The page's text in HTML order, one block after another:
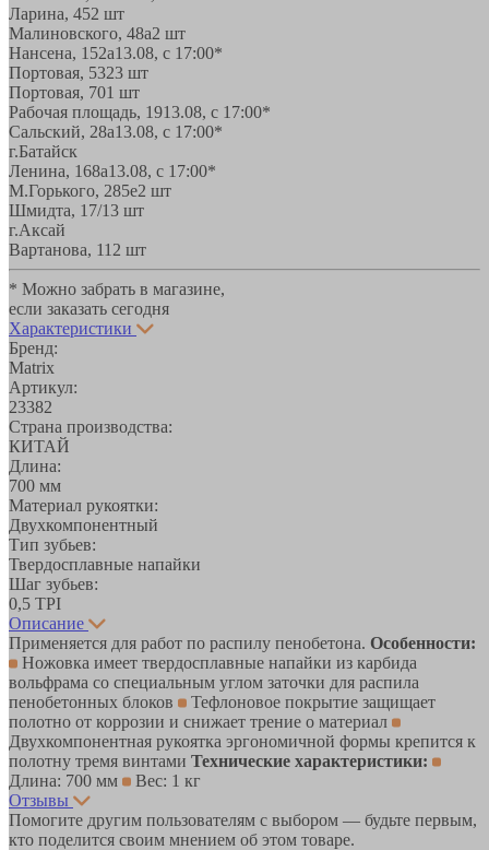
Ларина, 452 шт
Малиновского, 48а2 шт
Нансена, 152а13.08, с 17:00*
Портовая, 5323 шт
Портовая, 701 шт
Рабочая площадь, 1913.08, с 17:00*
Сальский, 28a13.08, с 17:00*
г.Батайск
Ленина, 168а13.08, с 17:00*
М.Горького, 285е2 шт
Шмидта, 17/13 шт
г.Аксай
Вартанова, 11 2 шт
* Можно забрать в магазине,
если заказать сегодня
Характеристики
Бренд:
Matrix
Артикул:
23382
Страна производства:
КИТАЙ
Длина:
700 мм
Материал рукоятки:
Двухкомпонентный
Тип зубьев:
Твердосплавные напайки
Шаг зубьев:
0,5 TPI
Описание
Применяется для работ по распилу пенобетона. Особенности:
Ножовка имеет твердосплавные напайки из карбида
вольфрама со специальным углом заточки для распила
пенобетонных блоков
Тефлоновое покрытие защищает
полотно от коррозии и снижает трение о материал
Двухкомпонентная рукоятка эргономичной формы крепится к
полотну тремя винтами Технические характеристики:
Длина: 700 мм
Вес: 1 кг
Отзывы
Помогите другим пользователям с выбором — будьте первым,
кто поделится своим мнением об этом товаре.